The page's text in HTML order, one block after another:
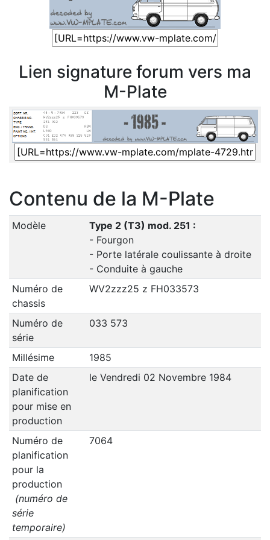
Lien signature forum vers ma
M-Plate
Contenu de la M-Plate
Modèle
Type 2 (T3) mod. 251 :
- Fourgon
- Porte latérale coulissante à droite
- Conduite à gauche
Numéro de
chassis
WV2zzz25 z FH033573
Numéro de
série
033 573
Millésime
1985
Date de
planification
pour mise en
production
le Vendredi 02 Novembre 1984
Numéro de
planification
pour la
production
(numéro de
série
temporaire)
7064